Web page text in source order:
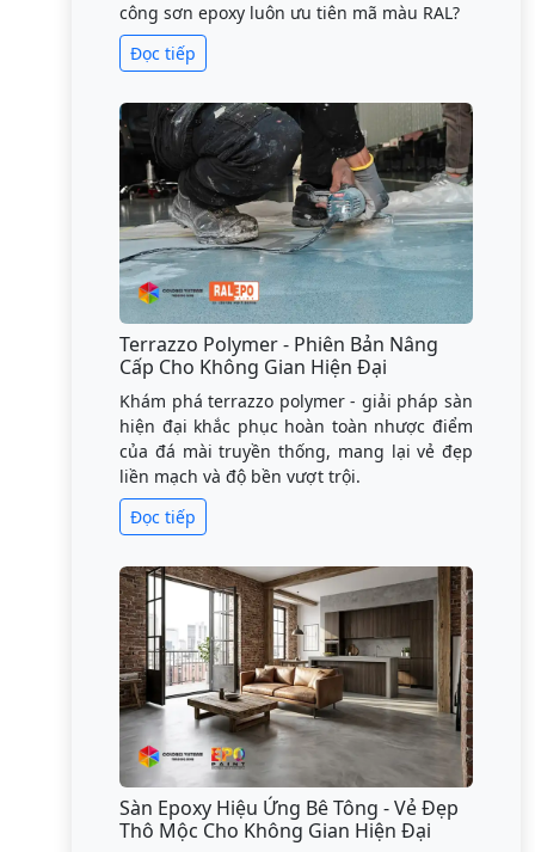
công sơn epoxy luôn ưu tiên mã màu RAL?
Đọc tiếp
Terrazzo Polymer - Phiên Bản Nâng
Cấp Cho Không Gian Hiện Đại
Khám phá terrazzo polymer - giải pháp sàn
hiện đại khắc phục hoàn toàn nhược điểm
của đá mài truyền thống, mang lại vẻ đẹp
liền mạch và độ bền vượt trội.
Đọc tiếp
Sàn Epoxy Hiệu Ứng Bê Tông - Vẻ Đẹp
Thô Mộc Cho Không Gian Hiện Đại